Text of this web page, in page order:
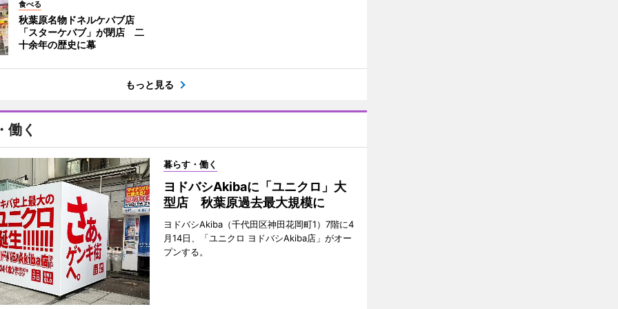
食べる
秋葉原名物ドネルケバブ店
「スターケバブ」が閉店 二
十余年の歴史に幕
もっと見る
働く
暮らす・働く
ヨドバシAkibaに「ユニクロ」大
型店 秋葉原過去最大規模に
ヨドバシAkiba（千代田区神田花岡町1）7階に4
月14日、「ユニクロ ヨドバシAkiba店」がオー
プンする。